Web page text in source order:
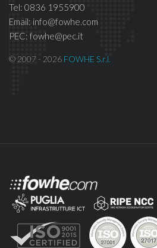
Tel: 0836 1955900
Email: info@fowhe.com
PEC: fowhe@pec.it
© 2007 - 2026 FOWHE S.r.l.